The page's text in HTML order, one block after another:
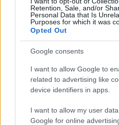
Retention, Sale, and/or
Personal Data that Is
Purposes for which it was
Opted Out
Google consents
I want to allow Google to
related to advertising like
device identifiers in apps.
I want to allow my user
Google for online
meglepő fordulat
Éttermek csatája című
adásaira értékelhetetlenül
Ezért a tévétársaság
úgynevezett fősávba a
részeit, Sárközi Ákosék
száműzte. A műsorcsere jól
egész szép számokat
már ebből is csak korábbi
csak pár hétig, ugyanis
ajánlatot kezdi el ismételni